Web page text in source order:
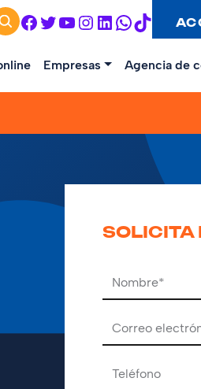
Facebook
Twitter
YouTube
Instagram
LinkedInTikTok
Empresas Agencia de
SOLICITA
Por favor, deja